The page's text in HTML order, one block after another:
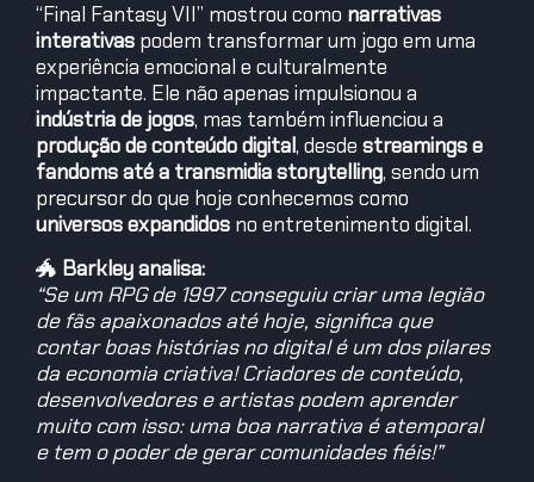
“Final Fantasy VII” mostrou como narrativas
interativas podem transformar um jogo em uma
experiência emocional e culturalmente
impactante. Ele não apenas impulsionou a
indústria de jogos, mas também influenciou a
produção de conteúdo digital, desde streamings e
fandoms até a transmidia storytelling, sendo um
precursor do que hoje conhecemos como
universos expandidos no entretenimento digital.
🐲 Barkley analisa:
“Se um RPG de 1997 conseguiu criar uma legião
de fãs apaixonados até hoje, significa que
contar boas histórias no digital é um dos pilares
da economia criativa! Criadores de conteúdo,
desenvolvedores e artistas podem aprender
muito com isso: uma boa narrativa é atemporal
e tem o poder de gerar comunidades fiéis!”